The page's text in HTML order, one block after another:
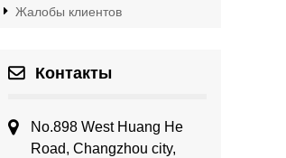
Жалобы клиентов
Контакты
No.898 West Huang He
Road, Changzhou city,